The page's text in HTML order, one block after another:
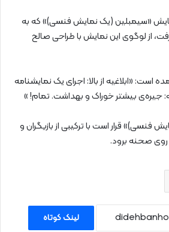
«سیمبلین (یک نمایش فنسی)» که به
از لوگوی این نمایش با طراحی صالح
است: «ابلاغیه از بالا: اجرای یک نمایشنامه
جیره‌ی بیشتر خوراک و بهداشت. تمام! »
قرار است با ترکیبی از بازیگران و
روی صحنه برود.
لینک کوتاه